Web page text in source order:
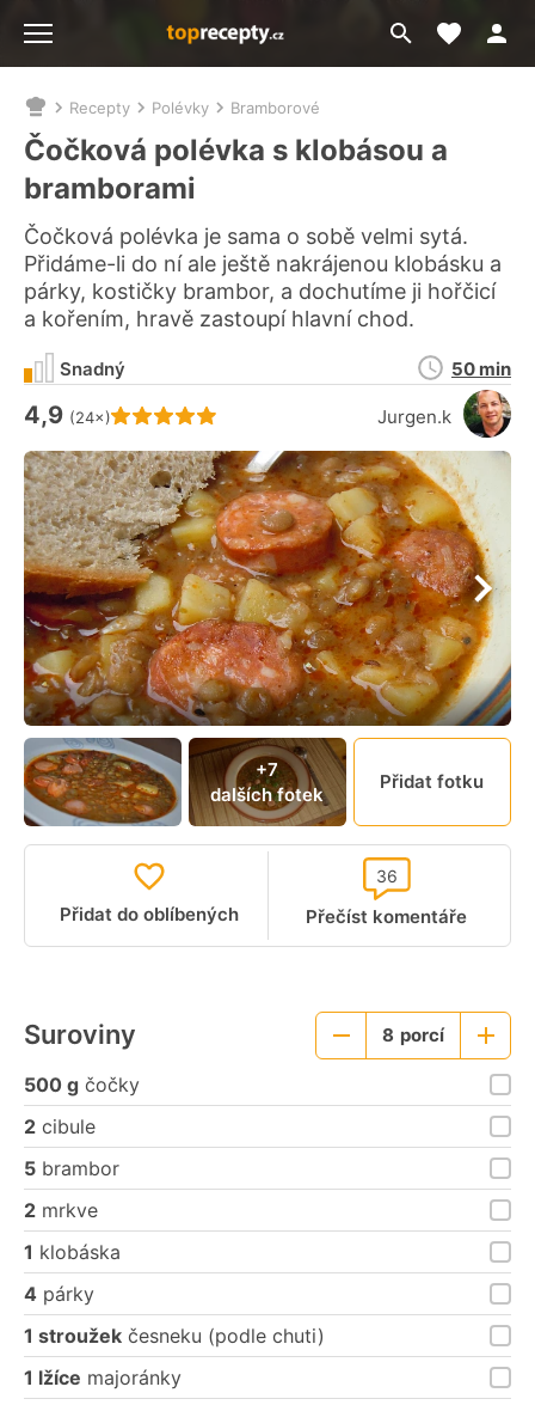
Přejít
na
Moje
Nacházíte
se
zde:
Recepty Polévky Bramborové
Čočková polévka s klobásou a
bramborami
Čočková polévka je sama o sobě velmi sytá.
Přidáme-li do ní ale ještě nakrájenou klobásku a
párky, kostičky brambor, a dochutíme ji hořčicí
a kořením, hravě zastoupí hlavní chod.
Hodnocení receptu je
4,9 (24×) Jurgen.k
Snadný
Doba
přípravy
50 min
+7
dalších fotek
Přidat fotku
Přidat do oblíbených Přečíst komentáře
36
Suroviny
Menší
8 porcí
Větší
porce
500 g čočky
2 cibule
5 brambor
2 mrkve
1 klobáska
4 párky
1 stroužek česneku (podle chuti)
1 lžíce majoránky